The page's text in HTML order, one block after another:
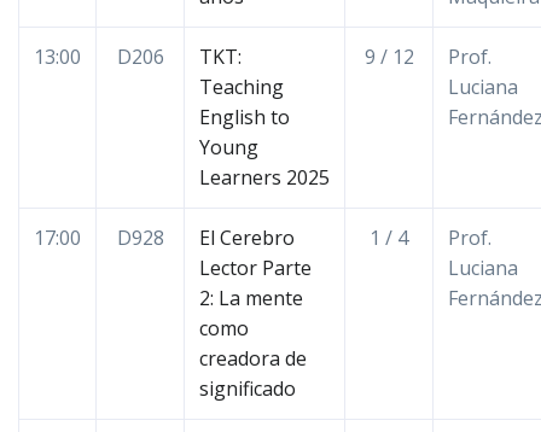
13:00 D206
TKT:
Teaching
English to
Young
Learners 2025
9 / 12
Prof.
Luciana
17:00 D928
El Cerebro
Lector Parte
2: La mente
como
creadora de
significado
1 / 4
Prof.
Luciana